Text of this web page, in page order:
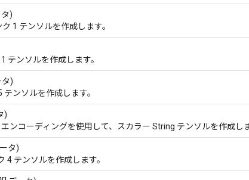
)
1 テンソルを作成します。
テンソルを作成します。
)
テンソルを作成します。
)
ンコーディングを使用して、スカラー String テンソルを作成し
タ)
4 テンソルを作成します。